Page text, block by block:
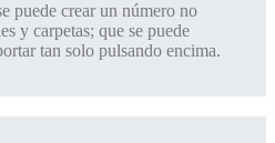
puede crear un número no
y carpetas; que se puede
tan solo pulsando encima.